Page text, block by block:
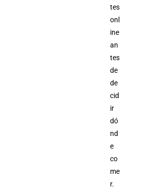
tes
onl
ine
an
tes
de
de
cid
ir
dó
nd
e
co
me
r.